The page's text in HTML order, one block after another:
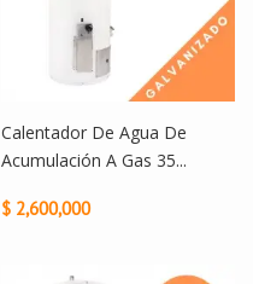
Calentador De Agua De
Acumulación A Gas 35...
$ 2,600,000